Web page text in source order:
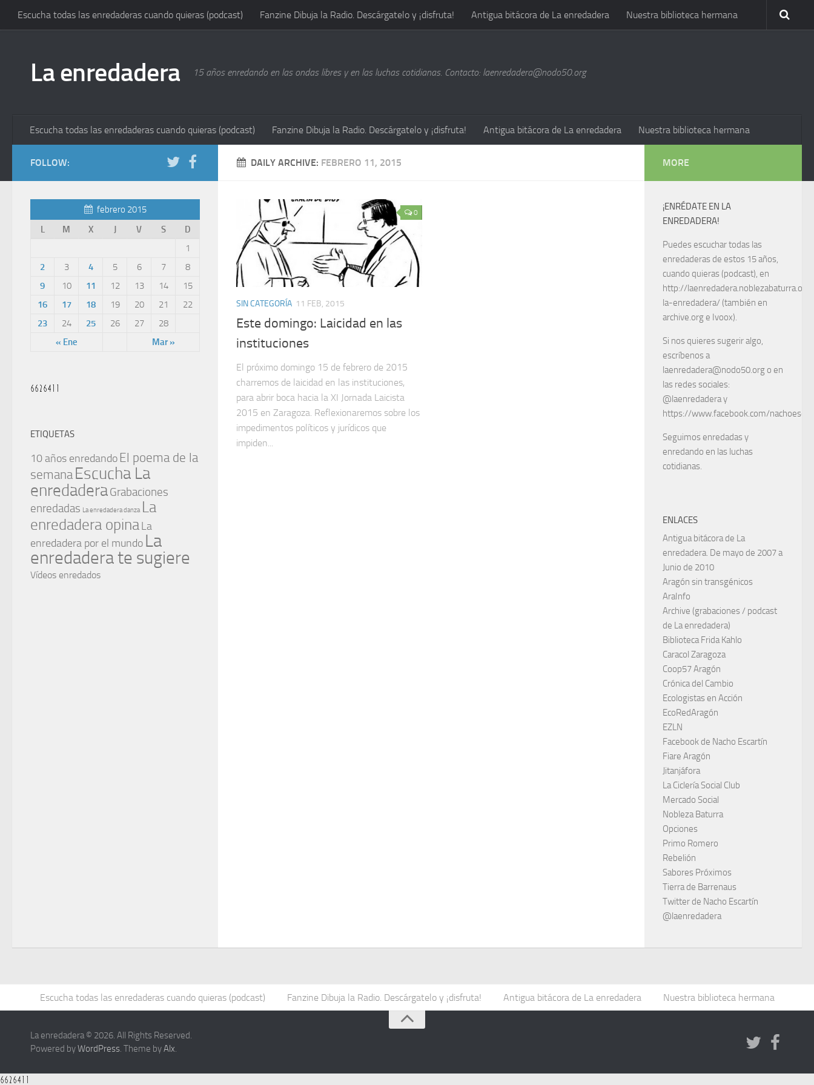
Escucha todas las enredaderas cuando quieras (podcast) Fanzine Dibuja la Radio. Descárgatelo y ¡disfruta! Antigua bitácora de La enredadera Nuestra biblioteca hermana
La enredadera 15 años enredando en las ondas libres y en las luchas cotidianas. Contacto: laenredadera@nodo50.org
Escucha todas las enredaderas cuando quieras (podcast) Fanzine Dibuja la Radio. Descárgatelo y ¡disfruta! Antigua bitácora de La enredadera Nuestra biblioteca hermana
DAILY ARCHIVE: FEBRERO 11, 2015
0
SIN CATEGORÍA 11 FEB, 2015
Este domingo: Laicidad en las
instituciones
El próximo domingo 15 de febrero de 2015
charremos de laicidad en las instituciones,
para abrir boca hacia la XI Jornada Laicista
2015 en Zaragoza. Reflexionaremos sobre los
impedimentos políticos y jurídicos que
impiden...
FOLLOW:
febrero 2015
L
M X J V S D
« Ene Mar »
1
2
3 4 5 6 7
8
9
10 11 12 13 14
15
16
17 18 19 20 21
22
23
24 25 26 27 28
ETIQUETAS
10 años enredando El poema de la
semana Escucha La
enredaderaGrabaciones
enredadas La enredadera danza La
enredadera opina La
enredadera por el mundo La
enredadera te sugiere
Vídeos enredados
MORE
¡ENRÉDATE EN LA
ENREDADERA!
Puedes escuchar todas las
enredaderas de estos 15 años,
cuando quieras (podcast), en
http://
la-enredadera/ (también en
archive.org e Ivoox).
Si nos quieres sugerir algo,
escríbenos a
laenredadera@nodo50.org o en
las redes sociales:
@laenredadera y
https://www.facebook.com/
Seguimos enredadas y
enredando en las luchas
cotidianas.
ENLACES
Antigua bitácora de La
enredadera. De mayo de 2007 a
Junio de 2010
Aragón sin transgénicos
AraInfo
Archive (grabaciones / podcast
de La enredadera)
Biblioteca Frida Kahlo
Caracol Zaragoza
Coop57 Aragón
Crónica del Cambio
Ecologistas en Acción
EcoRedAragón
EZLN
Facebook de Nacho Escartín
Fiare Aragón
Jitanjáfora
La Ciclería Social Club
Mercado Social
Nobleza Baturra
Opciones
Primo Romero
Rebelión
Sabores Próximos
Tierra de Barrenaus
Twitter de Nacho Escartín
@laenredadera
Escucha todas las enredaderas cuando quieras (podcast) Fanzine Dibuja la Radio. Descárgatelo y ¡disfruta! Antigua bitácora de La enredadera Nuestra biblioteca hermana
La enredadera © 2026. All Rights Reserved.
Powered byWordPress. Theme byAlx.